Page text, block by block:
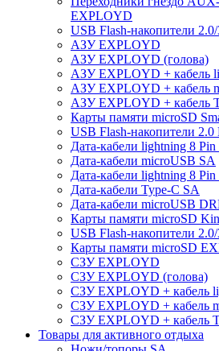
EXPLOYD
USB Flash-накопители
АЗУ EXPLOYD
АЗУ EXPLOYD (голова)
АЗУ EXPLOYD + кабель
АЗУ EXPLOYD + кабель
АЗУ EXPLOYD + кабель
Карты памяти microSD
USB Flash-накопители 2.0
Дата-кабели lightning 8 Pin
Дата-кабели microUSB SA
Дата-кабели lightning 8
Дата-кабели Type-C SA
Дата-кабели microUSB
Карты памяти microSD
USB Flash-накопители
Карты памяти microSD
СЗУ EXPLOYD
СЗУ EXPLOYD (голова)
СЗУ EXPLOYD + кабель
СЗУ EXPLOYD + кабель
СЗУ EXPLOYD + кабель
Товары для активного отдыха